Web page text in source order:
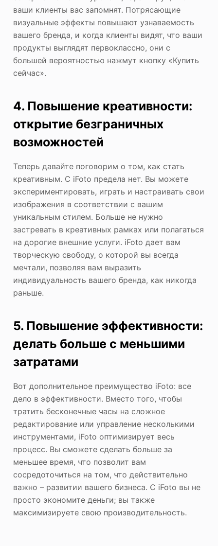
ваши клиенты вас запомнят. Потрясающие
визуальные эффекты повышают узнаваемость
вашего бренда, и когда клиенты видят, что ваши
продукты выглядят первоклассно, они с
большей вероятностью нажмут кнопку «Купить
сейчас».
4. Повышение креативности:
открытие безграничных
возможностей
Теперь давайте поговорим о том, как стать
креативным. С iFoto предела нет. Вы можете
экспериментировать, играть и настраивать свои
изображения в соответствии с вашим
уникальным стилем. Больше не нужно
застревать в креативных рамках или полагаться
на дорогие внешние услуги. iFoto дает вам
творческую свободу, о которой вы всегда
мечтали, позволяя вам выразить
индивидуальность вашего бренда, как никогда
раньше.
5. Повышение эффективности:
делать больше с меньшими
затратами
Вот дополнительное преимущество iFoto: все
дело в эффективности. Вместо того, чтобы
тратить бесконечные часы на сложное
редактирование или управление несколькими
инструментами, iFoto оптимизирует весь
процесс. Вы сможете сделать больше за
меньшее время, что позволит вам
сосредоточиться на том, что действительно
важно – развитии вашего бизнеса. С iFoto вы не
просто экономите деньги; вы также
максимизируете свою производительность.